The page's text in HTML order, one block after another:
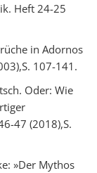
Heft 24-25
in Adornos
107-141.
Oder: Wie
47 (2018),S.
»Der Mythos